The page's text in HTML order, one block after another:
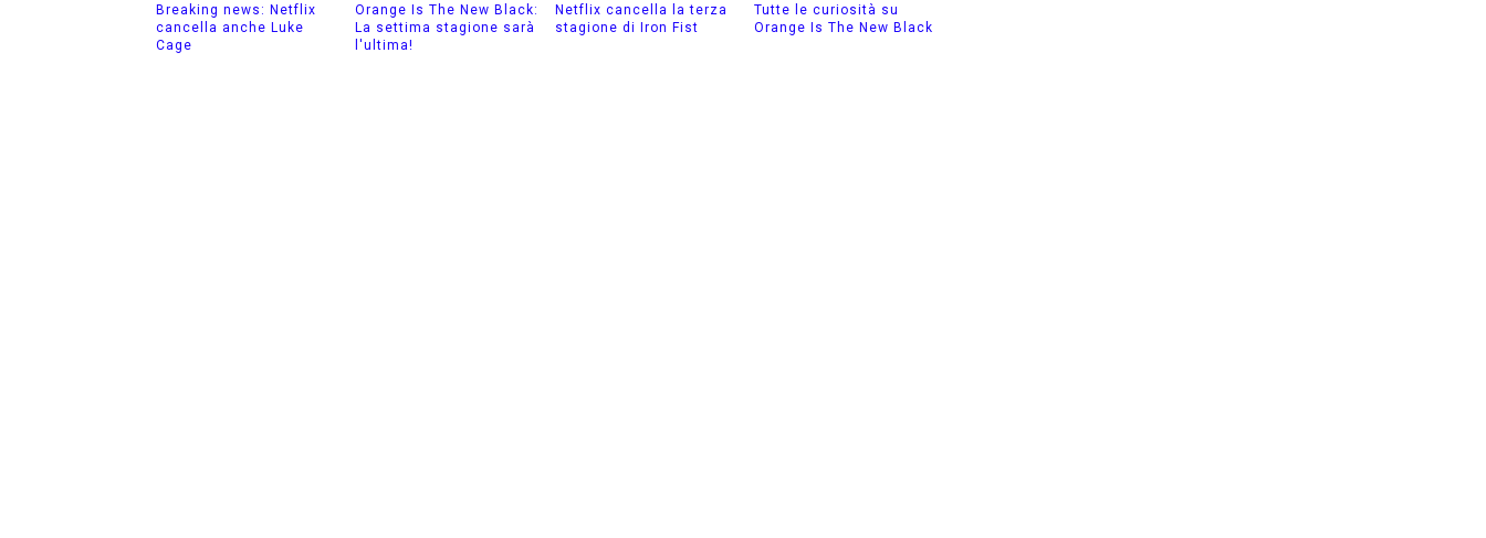
Breaking news: Netflix
cancella anche Luke
Cage
Orange Is The New Black:
La settima stagione sarà
l'ultima!
Netflix cancella la terza
stagione di Iron Fist
Tutte le curiosità su
Orange Is The New Black